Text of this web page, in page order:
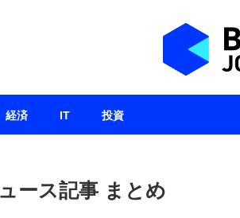
ース記事 まとめ
経済 IT 投資